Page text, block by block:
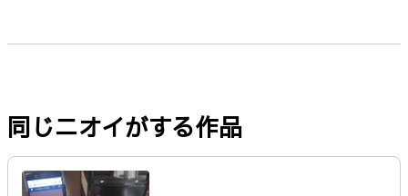
同じニオイがする作品